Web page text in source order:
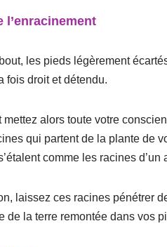
l’enracinement
les pieds légèrement
fois droit et détendu.
mettez alors toute votre
qui partent de la plante de
comme les racines d’un
laissez ces racines pénétrer
de la terre remontée dans vos